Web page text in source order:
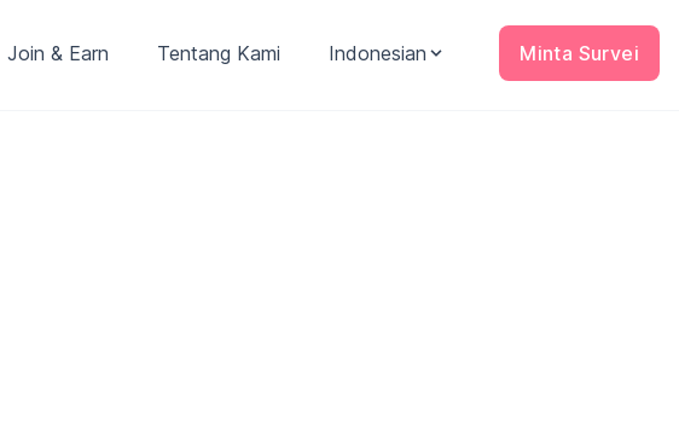
Indonesian
Join & Earn Tentang Kami Minta Survei